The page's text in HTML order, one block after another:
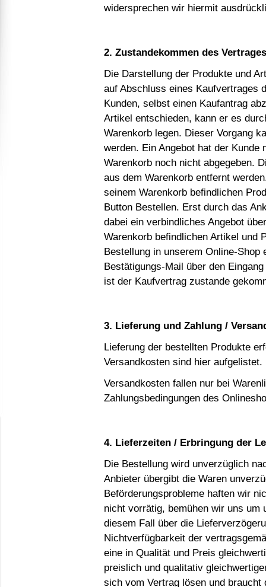
widersprechen wir hiermit
2. Zustandekommen des
Die Darstellung der Produkte und
auf Abschluss eines Kaufvertrages
Kunden, selbst einen Kaufantrag
Artikel entschieden, kann er es
Warenkorb legen. Dieser Vorgang
werden. Ein Angebot hat der
Warenkorb noch nicht abgegeben.
aus dem Warenkorb entfernt
seinem Warenkorb befindlichen
Button Bestellen. Erst durch das
dabei ein verbindliches Angebot
Warenkorb befindlichen Artikel und
Bestellung in unserem Online-
Bestätigungs-Mail über den
ist der Kaufvertrag zustande
3. Lieferung und Zahlung /
Lieferung der bestellten Produkte
Versandkosten sind hier aufgelistet.
Versandkosten fallen nur bei
Zahlungsbedingungen des
4. Lieferzeiten / Erbringung der
Die Bestellung wird unverzüglich
Anbieter übergibt die Waren
Beförderungsprobleme haften wir
nicht vorrätig, bemühen wir uns um
diesem Fall über die
Nichtverfügbarkeit der
eine in Qualität und Preis
preislich und qualitativ
sich vom Vertrag lösen und